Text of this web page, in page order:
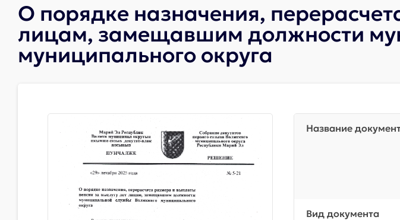
О порядке назначения,
лицам, замещавшим должности
муниципального округа
Название
Вид документа